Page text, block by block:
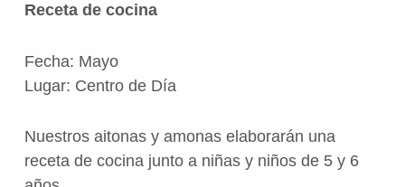
Receta de cocina
Fecha: Mayo
Lugar: Centro de Día
Nuestros aitonas y amonas elaborarán una
receta de cocina junto a niñas y niños de 5 y 6